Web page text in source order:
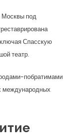
Москвы под
Спасскую
театр.
побратимами
международных